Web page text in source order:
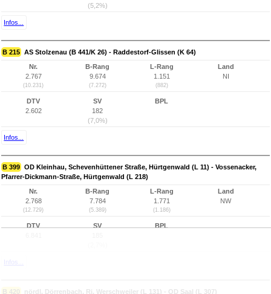
(5,2%)
Infos...
B 215 AS Stolzenau (B 441/K 26) - Raddestorf-Glissen (K 64)
Nr.
2.767
(10.231)
B-Rang
9.674
(7.272)
L-Rang
1.151
(882)
Land
NI
DTV
2.602
SV
182
(7,0%)
BPL
Infos...
B 399 OD Kleinhau, Schevenhüttener Straße, Hürtgenwald (L 11) - Vossenacker,
Pfarrer-Dickmann-Straße, Hürtgenwald (L 218)
Nr.
2.768
(12.729)
B-Rang
7.784
(5.389)
L-Rang
1.771
(1.186)
Land
NW
DTV
SV
BPL
Infos...
B 420 nördl. Dörrenbach, Ri. Werschweiler (L 131) - OD Saal (L 307)